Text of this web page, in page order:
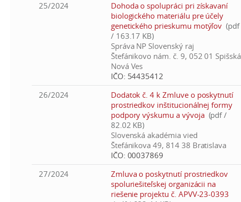
25/2024
Dohoda o spolupráci pri získavaní
biologického materiálu pre účely
genetického prieskumu motýľov (pdf
/ 163.17 KB)
Správa NP Slovenský raj
Štefánikovo nám. č. 9, 052 01 Spišská
Nová Ves
IČO: 54435412
26/2024
Dodatok č. 4 k Zmluve o poskytnutí
prostriedkov inštitucionálnej formy
podpory výskumu a vývoja (pdf /
82.02 KB)
Slovenská akadémia vied
Štefánikova 49, 814 38 Bratislava
IČO: 00037869
27/2024
Zmluva o poskytnutí prostriedkov
spoluriešiteľskej organizácii na
riešenie projektu č. APVV-23-0393